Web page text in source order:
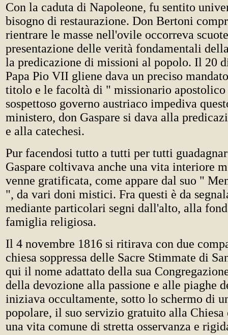
Con la caduta di Napoleone, fu sentito
bisogno di restaurazione. Don Bertoni
rientrare le masse nell'ovile occorreva
presentazione delle verità fondamentali
la predicazione di missioni al popolo. Il 20
Papa Pio VII gliene dava un preciso
titolo e le facoltà di " missionario
sospettoso governo austriaco impediva
ministero, don Gaspare si dava alla
e alla catechesi.
Pur facendosi tutto a tutti per tutti
Gaspare coltivava anche una vita interiore
venne gratificata, come appare dal suo "
", da vari doni mistici. Fra questi è da
mediante particolari segni dall'alto, alla
famiglia religiosa.
Il 4 novembre 1816 si ritirava con due
chiesa soppressa delle Sacre Stimmate di
qui il nome adattato della sua
della devozione alla passione e alle piaghe
iniziava occultamente, sotto lo schermo di
popolare, il suo servizio gratuito alla Chiesa
una vita comune di stretta osservanza e